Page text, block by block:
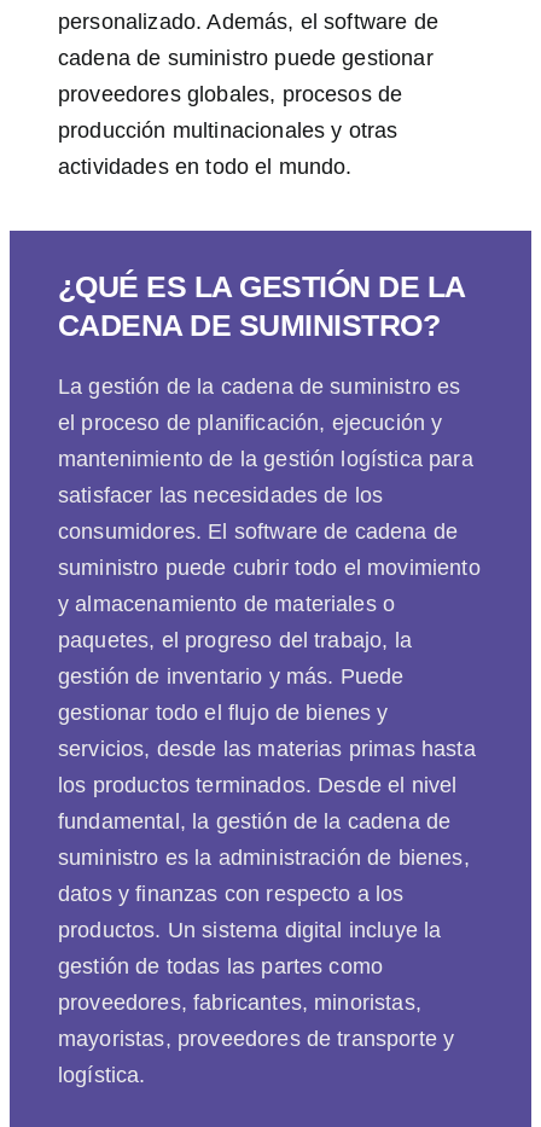
personalizado. Además, el software de
cadena de suministro puede gestionar
proveedores globales, procesos de
producción multinacionales y otras
actividades en todo el mundo.
¿QUÉ ES LA GESTIÓN DE LA
CADENA DE SUMINISTRO?
La gestión de la cadena de suministro es
el proceso de planificación, ejecución y
mantenimiento de la gestión logística para
satisfacer las necesidades de los
consumidores. El software de cadena de
suministro puede cubrir todo el movimiento
y almacenamiento de materiales o
paquetes, el progreso del trabajo, la
gestión de inventario y más. Puede
gestionar todo el flujo de bienes y
servicios, desde las materias primas hasta
los productos terminados. Desde el nivel
fundamental, la gestión de la cadena de
suministro es la administración de bienes,
datos y finanzas con respecto a los
productos. Un sistema digital incluye la
gestión de todas las partes como
proveedores, fabricantes, minoristas,
mayoristas, proveedores de transporte y
logística.